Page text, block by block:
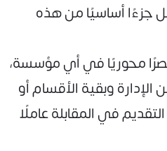
جزءًا أساسيًا من هذه
محوريًا في أي مؤسسة،
الإدارة وبقية الأقسام أو
في المقابلة عاملًا